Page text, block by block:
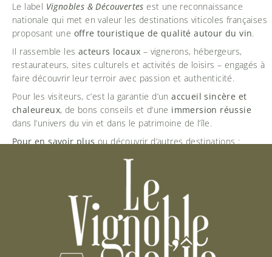
Le label Vignobles & Découvertes est une reconnaissance
nationale qui met en valeur les destinations viticoles françaises
proposant une offre touristique de qualité autour du vin.
Il rassemble les acteurs locaux – vignerons, hébergeurs,
restaurateurs, sites culturels et activités de loisirs – engagés à
faire découvrir leur terroir avec passion et authenticité.
Pour les visiteurs, c’est la garantie d’unaccueil sincère et
chaleureux, de bons conseils et d’une immersion réussie
dans l’univers du vin et dans le patrimoine de l’île.
Pour en savoir plusou découvrir d’autres destinations :